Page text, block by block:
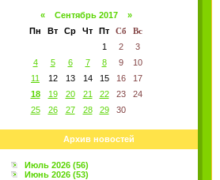
« Сентябрь 2017
»
Пн
Вт Ср Чт Пт Сб
Вс
1
2
3
4
5 6 7 8 9
10
11
12 13 14 15 16
17
18
19 20 21 22 23
24
25
26 27 28 29 30
Архив новостей
Июль 2026 (56)
Июнь 2026 (53)